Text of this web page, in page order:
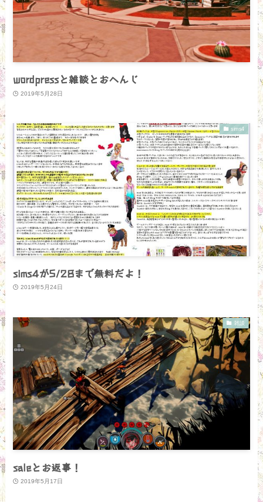
wordpressと雑談とおへんじ
2019年5月28日
sims4
sims4が5/28まで無料だよ！
2019年5月24日
雑談
saleとお返事！
2019年5月17日